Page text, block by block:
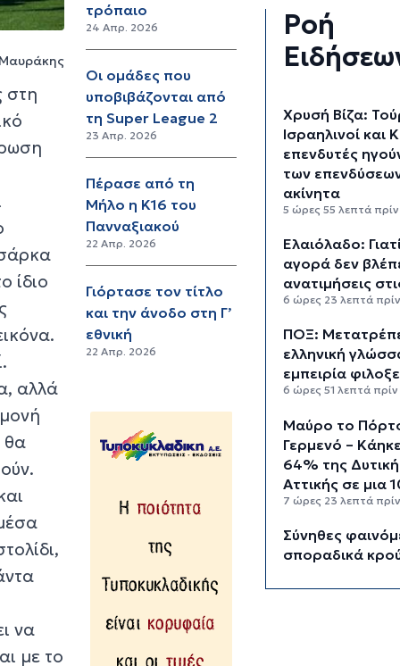
στη
ίδιο
αλλά
θα
να
με το
τρόπαιο
24 Απρ. 2026
Οι ομάδες που
υποβιβάζονται από
τη Super League 2
23 Απρ. 2026
Πέρασε από τη
Μήλο η Κ16 του
Πανναξιακού
22 Απρ. 2026
Γιόρτασε τον τίτλο
και την άνοδο στη Γ’
εθνική
22 Απρ. 2026
Ροή
Χρυσή Βίζα:
Ισραηλινοί και
επενδυτές
των
ακίνητα
5 ώρες 55 λεπτά πρίν
Ελαιόλαδο:
αγορά δεν
ανατιμήσεις
6 ώρες 23 λεπτά
ΠΟΞ:
ελληνική
εμπειρία
6 ώρες 51 λεπτά πρίν
Μαύρο το
Γερμενό –
64% της
Αττικής σε μια
7 ώρες 23 λεπτά
Σύνηθες
σποραδικά
τουριστικούς